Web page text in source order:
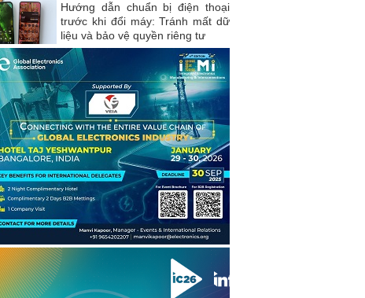
Hướng dẫn chuẩn bị điện thoại
trước khi đổi máy: Tránh mất dữ
liệu và bảo vệ quyền riêng tư